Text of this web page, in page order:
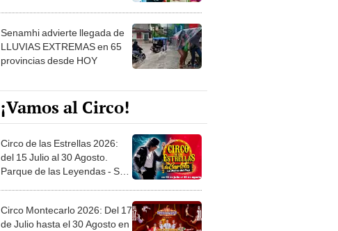
Senamhi advierte llegada de
LLUVIAS EXTREMAS en 65
provincias desde HOY
¡Vamos al Circo!
Circo de las Estrellas 2026:
del 15 Julio al 30 Agosto.
Parque de las Leyendas - San
Circo Montecarlo 2026: Del 17
de Julio hasta el 30 Agosto en